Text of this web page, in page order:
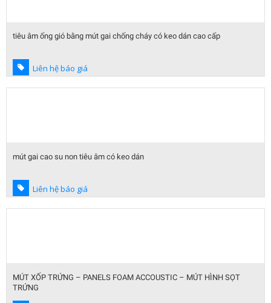
tiêu âm ống gió bằng mút gai chống cháy có keo dán cao cấp
Liên hệ báo giá
mút gai cao su non tiêu âm có keo dán
Liên hệ báo giá
MÚT XỐP TRỨNG – PANELS FOAM ACCOUSTIC – MÚT HÌNH SỌT
TRỨNG